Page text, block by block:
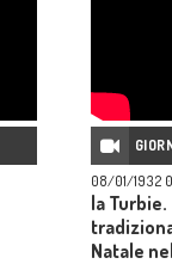
08/01/1932
la
Natale